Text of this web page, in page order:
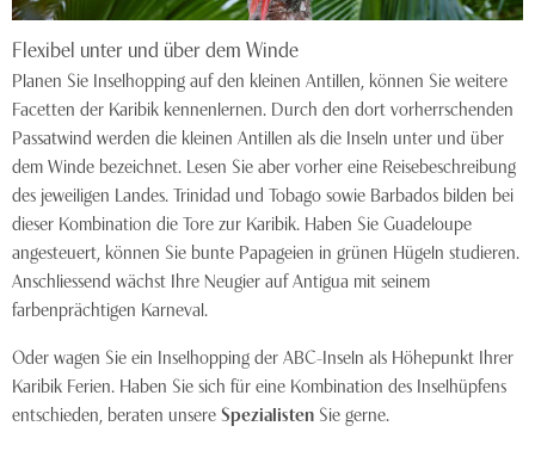
Flexibel unter und über dem Winde
Planen Sie Inselhopping auf den kleinen Antillen, können Sie weitere
Facetten der Karibik kennenlernen. Durch den dort vorherrschenden
Passatwind werden die kleinen Antillen als die Inseln unter und über
dem Winde bezeichnet. Lesen Sie aber vorher eine Reisebeschreibung
des jeweiligen Landes. Trinidad und Tobago sowie Barbados bilden bei
dieser Kombination die Tore zur Karibik. Haben Sie Guadeloupe
angesteuert, können Sie bunte Papageien in grünen Hügeln studieren.
Anschliessend wächst Ihre Neugier auf Antigua mit seinem
farbenprächtigen Karneval.
Oder wagen Sie ein Inselhopping der ABC-Inseln als Höhepunkt Ihrer
Karibik Ferien. Haben Sie sich für eine Kombination des Inselhüpfens
entschieden, beraten unsereSpezialisten Sie gerne.